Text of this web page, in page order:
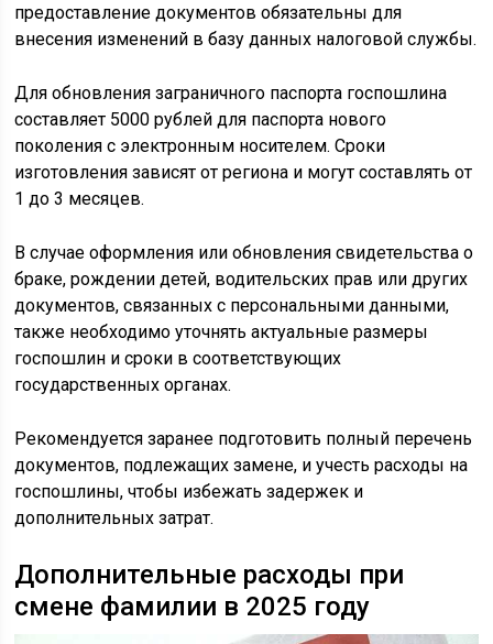
предоставление документов обязательны для
внесения изменений в базу данных налоговой службы.
Для обновления заграничного паспорта госпошлина
составляет 5000 рублей для паспорта нового
поколения с электронным носителем. Сроки
изготовления зависят от региона и могут составлять от
1 до 3 месяцев.
В случае оформления или обновления свидетельства о
браке, рождении детей, водительских прав или других
документов, связанных с персональными данными,
также необходимо уточнять актуальные размеры
госпошлин и сроки в соответствующих
государственных органах.
Рекомендуется заранее подготовить полный перечень
документов, подлежащих замене, и учесть расходы на
госпошлины, чтобы избежать задержек и
дополнительных затрат.
Дополнительные расходы при
смене фамилии в 2025 году